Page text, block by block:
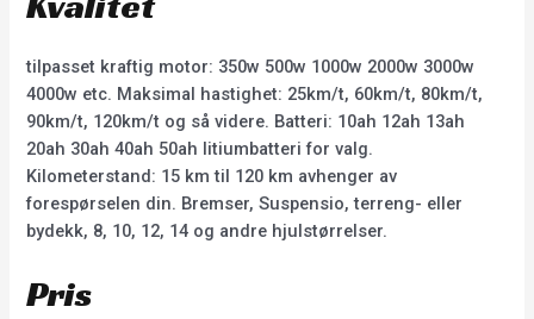
tilpasset kraftig motor: 350w 500w 1000w 2000w 3000w
4000w etc. Maksimal hastighet: 25km/t, 60km/t, 80km/t,
90km/t, 120km/t og så videre. Batteri: 10ah 12ah 13ah
20ah 30ah 40ah 50ah litiumbatteri for valg.
Kilometerstand: 15 km til 120 km avhenger av
forespørselen din. Bremser, Suspensio, terreng- eller
bydekk, 8, 10, 12, 14 og andre hjulstørrelser.
Pris